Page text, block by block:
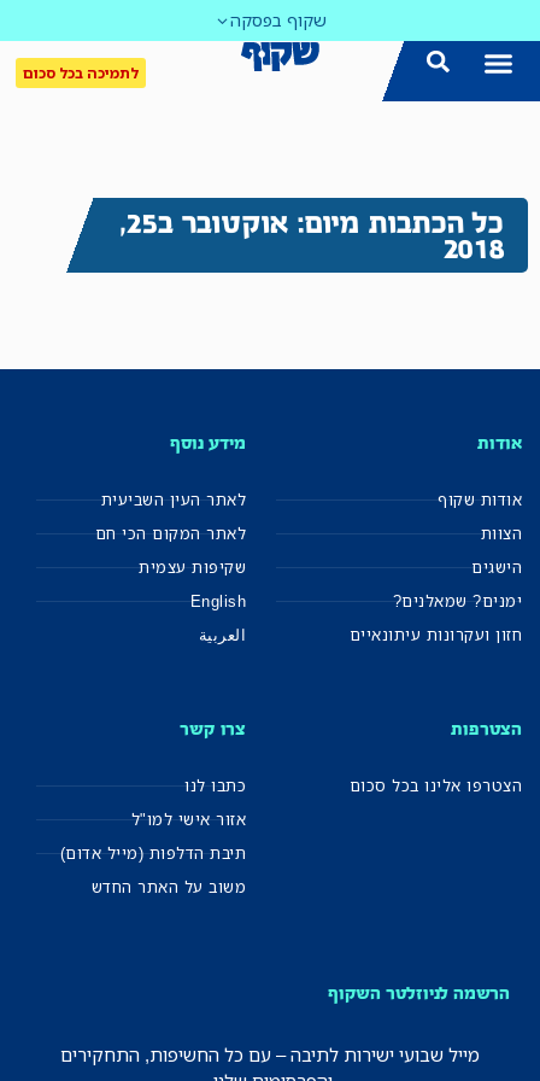
שקוף בפסקה
לתמיכה בכל סכום
כל הכתבות מיום: אוקטובר ב25,
2018
אודות
אודות שקוף
הצוות
הישגים
ימנים? שמאלנים?
חזון ועקרונות עיתונאיים
מידע נוסף
לאתר העין השביעית
לאתר המקום הכי חם
שקיפות עצמית
English
العربية
הצטרפות
הצטרפו אלינו בכל סכום
צרו קשר
כתבו לנו
אזור אישי למו"ל
תיבת הדלפות (מייל אדום)
משוב על האתר החדש
הרשמה לניוזלטר השקוף
מייל שבועי ישירות לתיבה – עם כל החשיפות, התחקירים